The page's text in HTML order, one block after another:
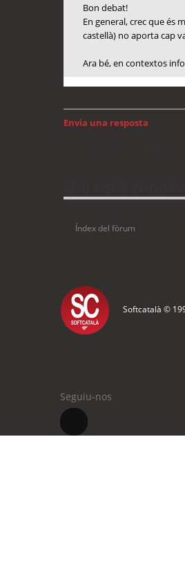
Bon debat!
En general, crec que és
castellà) no aporta cap
Ara bé, en contextos
Envia una resposta
Índex del fòrum
Softcatalà ©
Seguiu-nos